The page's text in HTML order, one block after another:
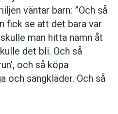
väntar barn: ”Och så
fick se att det bara var
man hitta namn åt
det bli. Och så
och så köpa
och sängkläder. Och så